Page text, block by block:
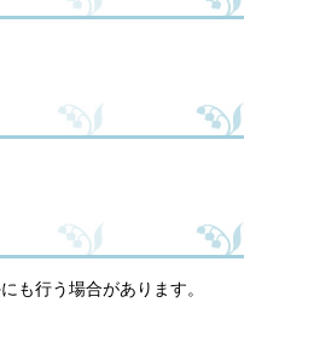
も行う場合があります。